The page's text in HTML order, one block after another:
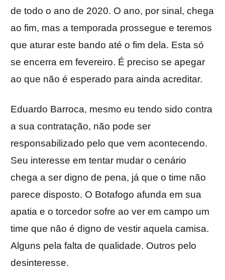
de todo o ano de 2020. O ano, por sinal, chega
ao fim, mas a temporada prossegue e teremos
que aturar este bando até o fim dela. Esta só
se encerra em fevereiro. É preciso se apegar
ao que não é esperado para ainda acreditar.
Eduardo Barroca, mesmo eu tendo sido contra
a sua contratação, não pode ser
responsabilizado pelo que vem acontecendo.
Seu interesse em tentar mudar o cenário
chega a ser digno de pena, já que o time não
parece disposto. O Botafogo afunda em sua
apatia e o torcedor sofre ao ver em campo um
time que não é digno de vestir aquela camisa.
Alguns pela falta de qualidade. Outros pelo
desinteresse.